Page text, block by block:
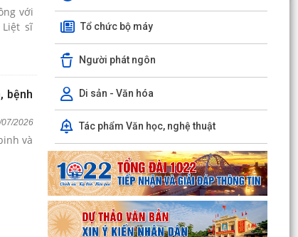
với
sĩ
bệnh
2026
và
Tổ chức bộ máy
Người phát ngôn
Di sản - Văn hóa
Tác phẩm Văn học, nghệ thuật